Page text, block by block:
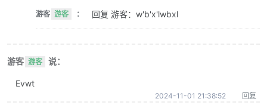
游客 游客 ： 回复 游客：w'b'x'lwbxl
游客 游客 说：
Evwt
2024-11-01 21:38:52 回复